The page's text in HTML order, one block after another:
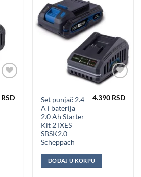
RSD
Set punjač 2.4
A i baterija
2.0 Ah Starter
Kit 2 IXES
SBSK2.0
Scheppach
4.390 RSD
DODAJ U KORPU